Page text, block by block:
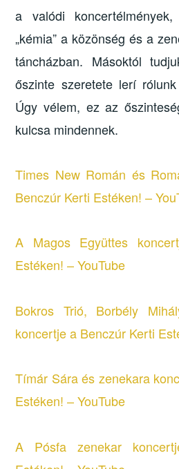
a valódi
„kémia” a közönség és a
táncházban. Másoktól
őszinte szeretete lerí
Úgy vélem, ez az
kulcsa mindennek.
Times New Román és
Benczúr Kerti Estéken! –
A Magos Együttes
Estéken! – YouTube
Bokros Trió, Borbély
koncertje a Benczúr Kerti
Tímár Sára és zenekara
Estéken! – YouTube
A Pósfa zenekar